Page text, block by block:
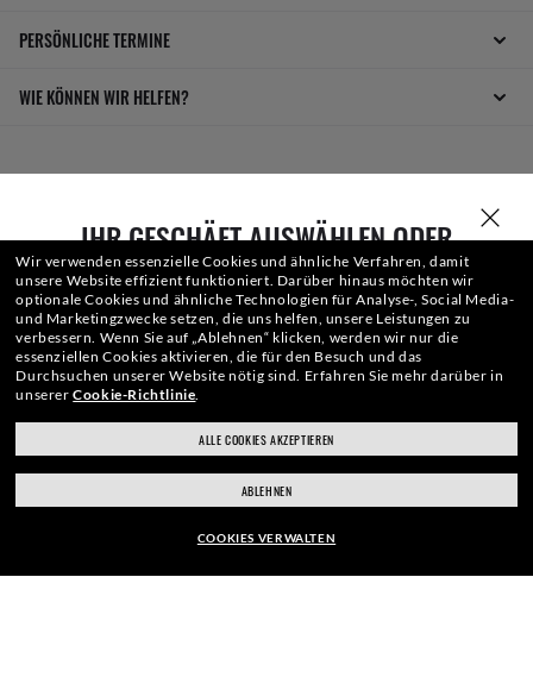
IHR GESCHÄFT AUSWÄHLEN ODER
EINGEBEN
ray-ban.com/germany ray-ban.com/usa
Anderes Geschäft wählen
PERSÖNLICHE TERMINE
WIE KÖNNEN WIR HELFEN?
WebID #713 554 343
WARN- UND SICHERHEITSHINWEISE ZU DEN PRODUKTEN
DATENSCHUTZERKLÄRUNG
Wir verwenden essenzielle Cookies und ähnliche Verfahren, damit
unsere Website effizient funktioniert. Darüber hinaus möchten wir
optionale Cookies und ähnliche Technologien für Analyse-, Social Media-
und Marketingzwecke setzen, die uns helfen, unsere Leistungen zu
verbessern. Wenn Sie auf „Ablehnen“ klicken, werden wir nur die
essenziellen Cookies aktivieren, die für den Besuch und das
Durchsuchen unserer Website nötig sind. Erfahren Sie mehr darüber in
unsererCookie-Richtlinie.
ALLE COOKIES AKZEPTIEREN
ABLEHNEN
COOKIES VERWALTEN